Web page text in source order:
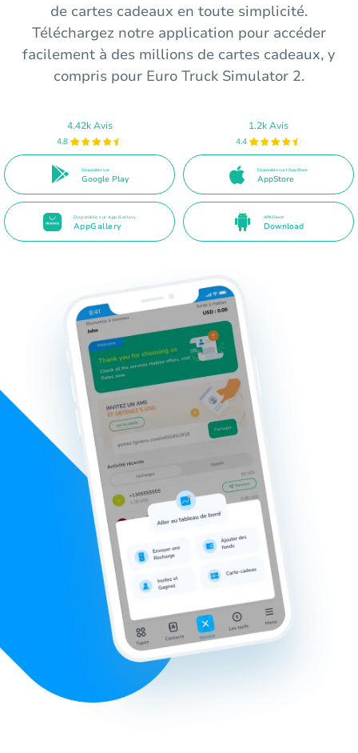
de cartes cadeaux en toute simplicité.
Téléchargez notre application pour accéder
facilement à des millions de cartes cadeaux, y
compris pour Euro Truck Simulator 2.
4.42k Avis
4.8
Disponible sur
Google Play
1.2k Avis
4.4
Disponible sur l’App Store
AppStore
Disponible sur App Gallery
AppGallery
APK Direct
Download